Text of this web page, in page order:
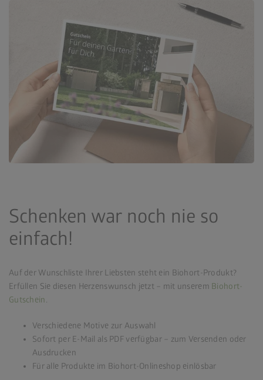
Schenken war noch nie so
einfach!
Auf der Wunschliste Ihrer Liebsten steht ein Biohort-Produkt?
Erfüllen Sie diesen Herzenswunsch jetzt – mit unserem Biohort-
Gutschein.
Verschiedene Motive zur Auswahl
Sofort per E-Mail als PDF verfügbar – zum Versenden oder
Ausdrucken
Für alle Produkte im Biohort-Onlineshop einlösbar